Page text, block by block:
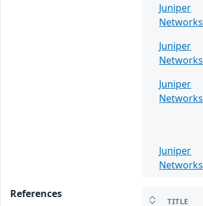
Juniper
Networks
Juniper
Networks
Juniper
Networks
Juniper
Networks
References
TITLE